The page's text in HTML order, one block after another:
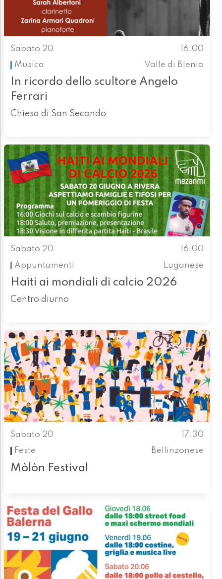
Sabato 20
16.00
Musica
Valle di Blenio
In ricordo dello scultore Angelo
Ferrari
Chiesa di San Secondo
Sabato 20
16.00
Appuntamenti
Luganese
Haiti ai mondiali di calcio 2026
Centro diurno
Sabato 20
17.30
Feste
Bellinzonese
Mòlòn Festival